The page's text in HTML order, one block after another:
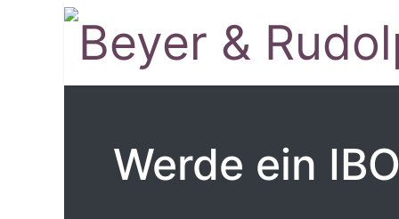
Werde ein IBO